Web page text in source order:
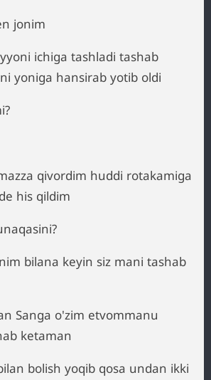
jonim
ichiga tashladi tashab
yoniga hansirab yotib oldi
qivordim huddi rotakamiga
his qildim
bilana keyin siz mani tashab
Sanga o'zim etvommanu
ketaman
bolish yoqib qosa undan ikki